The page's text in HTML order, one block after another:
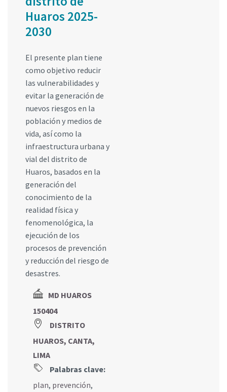
Huaros 2025-
2030
El presente plan tiene
como objetivo reducir
las vulnerabilidades y
evitar la generación de
nuevos riesgos en la
población y medios de
vida, así como la
infraestructura urbana y
vial del distrito de
Huaros, basados en la
generación del
conocimiento de la
realidad física y
fenomenológica, la
ejecución de los
procesos de prevención
y reducción del riesgo de
desastres.
MD HUAROS
150404
DISTRITO
HUAROS, CANTA,
LIMA
Palabras clave:
plan, prevención,